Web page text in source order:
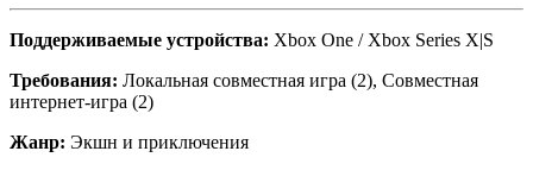
Поддерживаемые устройства: Xbox One / Xbox Series X|S
Требования: Локальная совместная игра (2), Совместная
интернет-игра (2)
Жанр: Экшн и приключения